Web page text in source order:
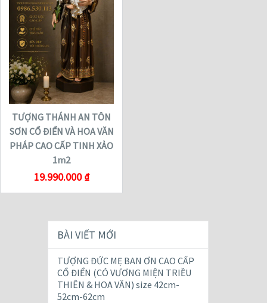
TƯỢNG THÁNH AN TÔN
SƠN CỔ ĐIỂN VÀ HOA VĂN
PHÁP CAO CẤP TINH XẢO
1m2
19.990.000₫
BÀI VIẾT MỚI
TƯỢNG ĐỨC MẸ BAN ƠN CAO CẤP
CỔ ĐIỂN (CÓ VƯƠNG MIỆN TRIỀU
THIÊN & HOA VĂN) size 42cm-
52cm-62cm